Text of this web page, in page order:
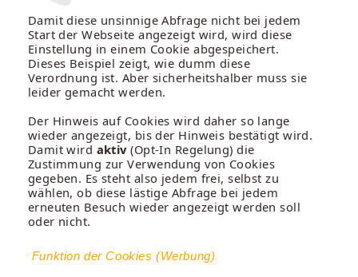
Damit diese unsinnige Abfrage nicht bei jedem
Start der Webseite angezeigt wird, wird diese
Einstellung in einem Cookie abgespeichert.
Dieses Beispiel zeigt, wie dumm diese
Verordnung ist. Aber sicherheitshalber muss sie
leider gemacht werden.
Der Hinweis auf Cookies wird daher so lange
wieder angezeigt, bis der Hinweis bestätigt wird.
Damit wird aktiv(Opt-In Regelung) die
Zustimmung zur Verwendung von Cookies
gegeben. Es steht also jedem frei, selbst zu
wählen, ob diese lästige Abfrage bei jedem
erneuten Besuch wieder angezeigt werden soll
oder nicht.
Funktion der Cookies (Werbung)